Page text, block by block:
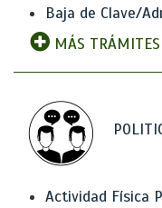
Baja de Clave/
MÁS TRÁMITES
Actividad Física